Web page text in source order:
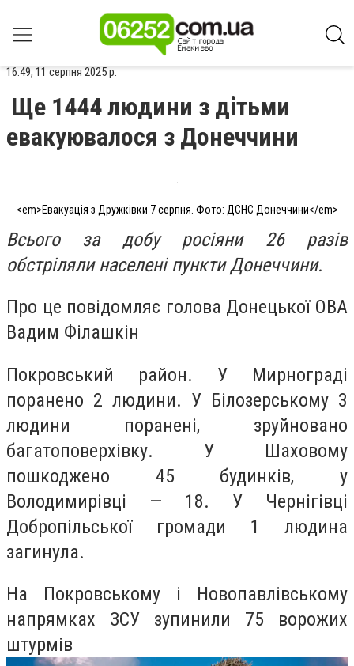
16:49, 11 серпня 2025 р.
Ще 1444 людини з дітьми
евакуювалося з Донеччини
<em>Евакуація з Дружківки 7 серпня. Фото: ДСНС Донеччини</em>
Всього за добу росіяни 26 разів
обстріляли населені пункти Донеччини.
Про це повідомляє голова Донецької ОВА
Вадим Філашкін
Покровський район. У Мирнограді
поранено 2 людини. У Білозерському 3
людини поранені, зруйновано
багатоповерхівку. У Шаховому
пошкоджено 45 будинків, у
Володимирівці — 18. У Чернігівці
Добропільської громади 1 людина
загинула.
На Покровському і Новопавлівському
напрямках ЗСУ зупинили 75 ворожих
штурмів